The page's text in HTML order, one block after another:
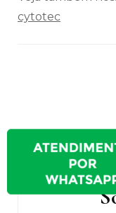
cytotec
Navegação